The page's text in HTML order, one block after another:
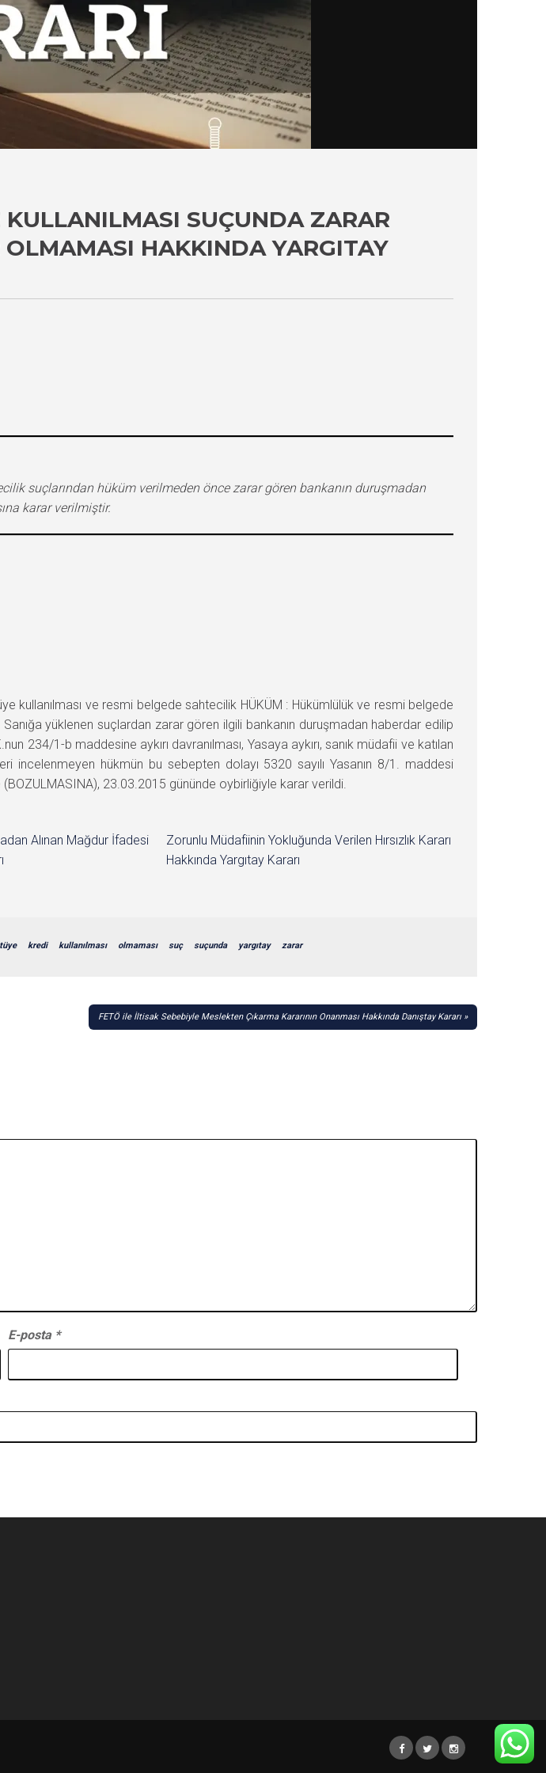
SUÇUNDA ZARAR
HAKKINDA YARGITAY
suçlarından hüküm verilmeden önce zarar gören bankanın duruşmadan
karar verilmiştir.
kullanılması ve resmi belgede sahtecilik HÜKÜM : Hükümlülük ve resmi belgede
yüklenen suçlardan zarar gören ilgili bankanın duruşmadan haberdar edilip
234/1-b maddesine aykırı davranılması, Yasaya aykırı, sanık müdafii ve katılan
hükmün bu sebepten dolayı 5320 sayılı Yasanın 8/1. maddesi
23.03.2015 gününde oybirliğiyle karar verildi.
Alınan Mağdur İfadesi
Zorunlu Müdafiinin Yokluğunda Verilen Hırsızlık Kararı
Hakkında Yargıtay Kararı
kredi kullanılması olmaması suç suçunda yargıtay zarar
FETÖ ile İltisak Sebebiyle Meslekten Çıkarma Kararının Onanması Hakkında Danıştay Kararı
E-posta *